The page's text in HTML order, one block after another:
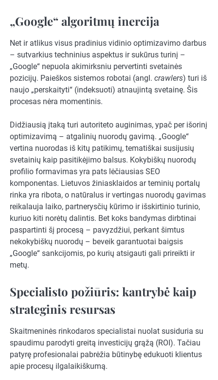
„Google“ algoritmų inercija
Net ir atlikus visus pradinius vidinio optimizavimo darbus
– sutvarkius techninius aspektus ir sukūrus turinį –
„Google“ nepuola akimirksniu pervertinti svetainės
pozicijų. Paieškos sistemos robotai (angl. crawlers) turi iš
naujo „perskaityti“ (indeksuoti) atnaujintą svetainę. Šis
procesas nėra momentinis.
Didžiausią įtaką turi autoriteto auginimas, ypač per išorinį
optimizavimą – atgalinių nuorodų gavimą. „Google“
vertina nuorodas iš kitų patikimų, tematiškai susijusių
svetainių kaip pasitikėjimo balsus. Kokybiškų nuorodų
profilio formavimas yra pats lėčiausias SEO
komponentas. Lietuvos žiniasklaidos ar teminių portalų
rinka yra ribota, o natūralus ir vertingas nuorodų gavimas
reikalauja laiko, partnerysčių kūrimo ir išskirtinio turinio,
kuriuo kiti norėtų dalintis. Bet koks bandymas dirbtinai
paspartinti šį procesą – pavyzdžiui, perkant šimtus
nekokybiškų nuorodų – beveik garantuotai baigsis
„Google“ sankcijomis, po kurių atsigauti gali prireikti ir
metų.
Specialisto požiūris: kantrybė kaip
strateginis resursas
Skaitmeninės rinkodaros specialistai nuolat susiduria su
spaudimu parodyti greitą investicijų grąžą (ROI). Tačiau
patyrę profesionalai pabrėžia būtinybę edukuoti klientus
apie procesų ilgalaikiškumą.